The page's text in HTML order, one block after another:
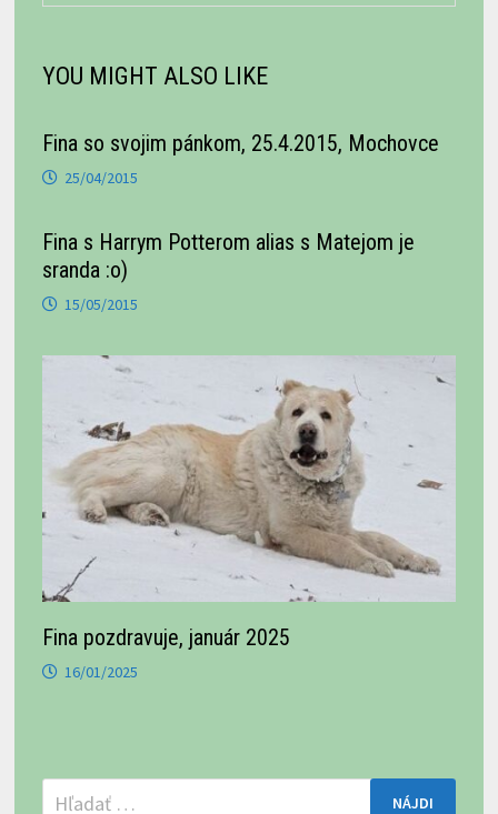
YOU MIGHT ALSO LIKE
Fina so svojim pánkom, 25.4.2015, Mochovce
25/04/2015
Fina s Harrym Potterom alias s Matejom je
sranda :o)
15/05/2015
Fina pozdravuje, január 2025
16/01/2025
Hľadať: